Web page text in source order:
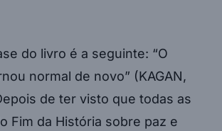
do livro é a seguinte: “O
normal de novo” (KAGAN,
de ter visto que todas as
Fim da História sobre paz e